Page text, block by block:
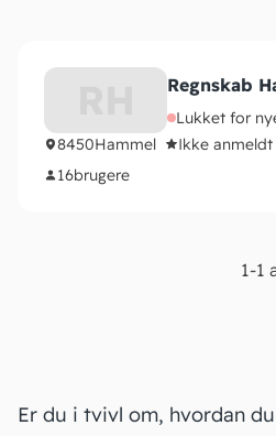
Regnskab
Lukket for
8450Hammel
Ikke anmeldt
16brugere
1-1
Er du i tvivl om, hvordan